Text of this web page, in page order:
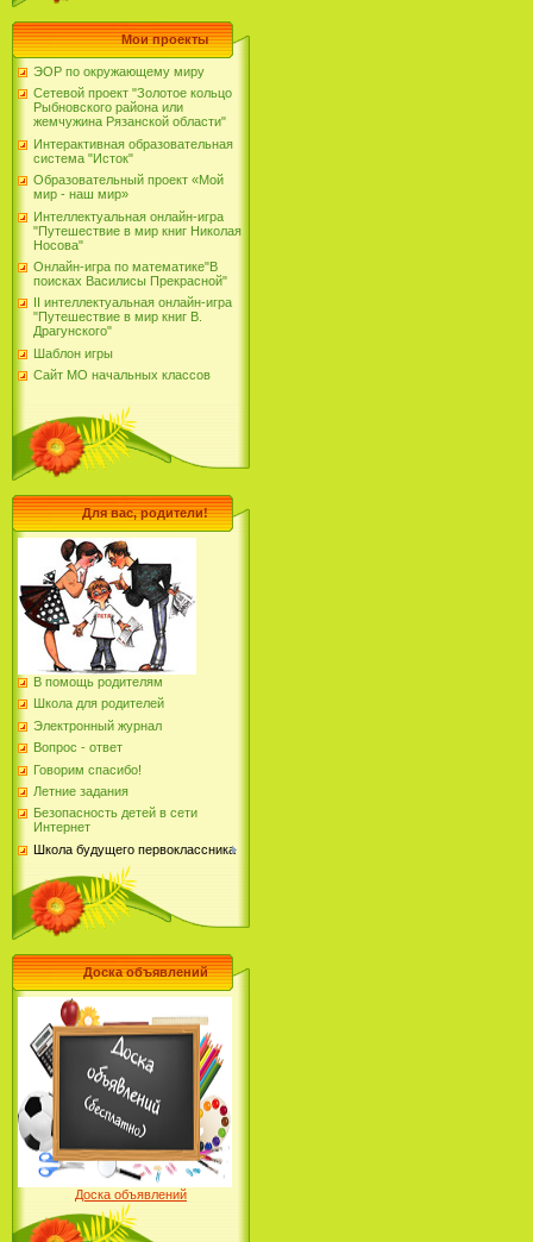
Мои проекты
ЭОР по окружающему миру
Сетевой проект "Золотое кольцо
Рыбновского района или
жемчужина Рязанской области"
Интерактивная образовательная
система "Исток"
Образовательный проект «Мой
мир - наш мир»
Интеллектуальная онлайн-игра
"Путешествие в мир книг Николая
Носова"
Онлайн-игра по математике"В
поисках Василисы Прекрасной"
II интеллектуальная онлайн-игра
"Путешествие в мир книг В.
Драгунского"
Шаблон игры
Сайт МО начальных классов
Для вас, родители!
В помощь родителям
Школа для родителей
Электронный журнал
Вопрос - ответ
Говорим спасибо!
Летние задания
Безопасность детей в сети
Интернет
Школа будущего первоклассника
Доска объявлений
Доска объявлений